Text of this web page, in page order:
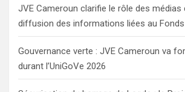
JVE Cameroun clarifie le rôle des médias
diffusion des informations liées au
Gouvernance verte : JVE Cameroun va
durant l’UniGoVe 2026